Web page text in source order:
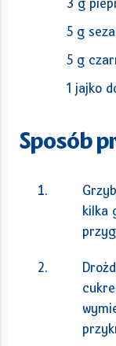
3 g
5 g
5 g
1 jajko
Sposób
kilka